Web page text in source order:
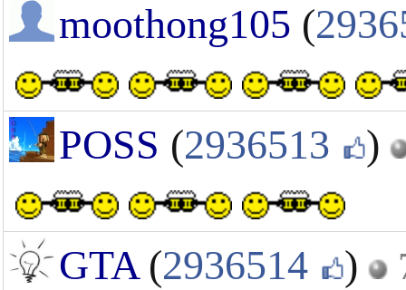
moothong105 (
POSS (2936513 )
GTA(2936514 )